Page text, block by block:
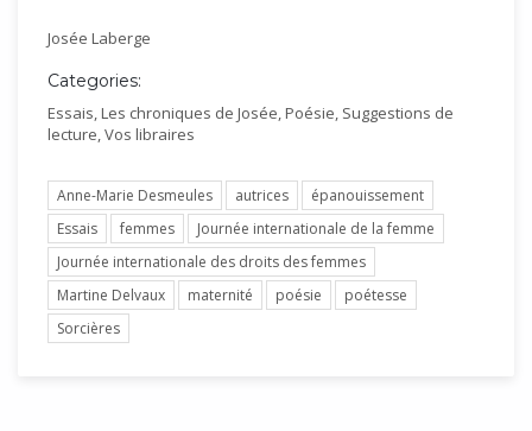
Josée Laberge
Categories:
Essais,Les chroniques de Josée,Poésie, Suggestions de
lecture,Vos libraires
Anne-Marie Desmeules autrices
épanouissement
Essais
femmes
Journée internationale de la femme
Journée internationale des droits des femmes
Martine Delvaux
maternité poésie
poétesse
Sorcières